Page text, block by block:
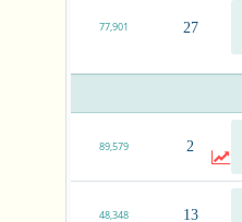
27
77,901
2
89,579
13
48,348